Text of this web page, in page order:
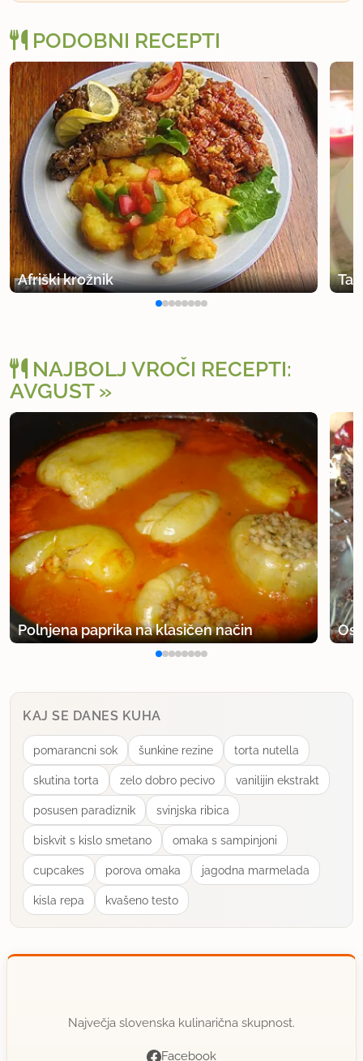
PODOBNI RECEPTI
Afriški krožnik
NAJBOLJ VROČI RECEPTI:
AVGUST
Polnjena paprika na klasičen način
KAJ SE DANES KUHA
pomarancni sok šunkine rezine torta nutella
skutina torta zelo dobro pecivo vanilijin ekstrakt
posusen paradiznik svinjska ribica
biskvit s kislo smetano omaka s sampinjoni
cupcakes porova omaka jagodna marmelada
kisla repa kvašeno testo
Največja slovenska kulinarična skupnost.
Facebook